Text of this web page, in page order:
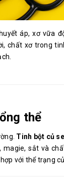
áp, xơ vữa
chất xơ trong
thể
Tinh bột củ
sắt và
với thể trạng